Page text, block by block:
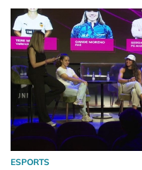
ESPORTS